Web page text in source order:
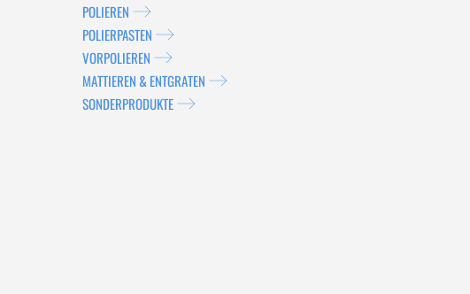
POLIEREN
POLIERPASTEN
VORPOLIEREN
MATTIEREN & ENTGRATEN
SONDERPRODUKTE